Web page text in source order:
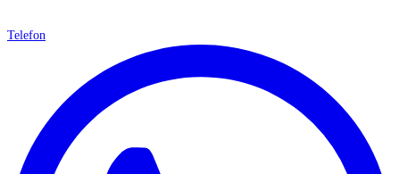
Telefon